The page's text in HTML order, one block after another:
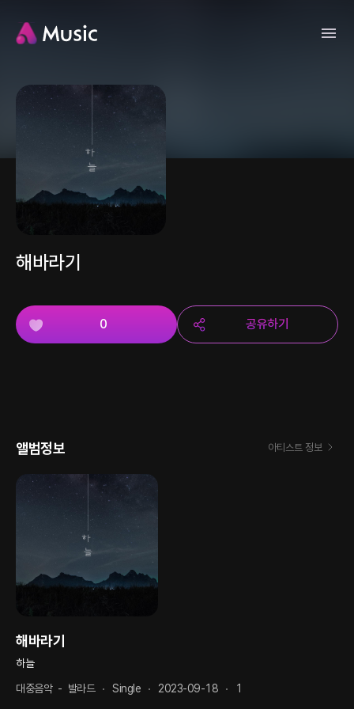
해바라기
0 공유하기
앨범정보 아티스트 정보
해바라기
하늘
대중음악- 발라드 Single 2023-09-18 1